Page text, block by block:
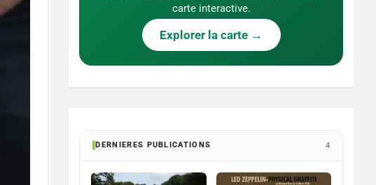
carte interactive.
Explorer la carte →
DERNIERES PUBLICATIONS 4